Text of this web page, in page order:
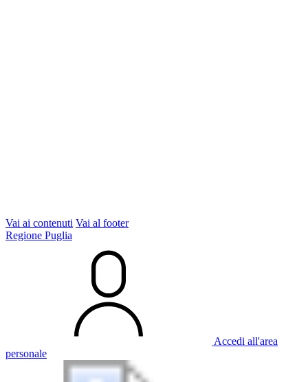
Vai ai contenuti Vai al footer
Regione Puglia
Accedi all'area
personale